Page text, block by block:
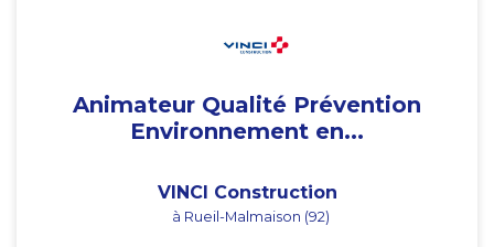
Animateur Qualité Prévention
Environnement en...
VINCI Construction
à Rueil-Malmaison (92)